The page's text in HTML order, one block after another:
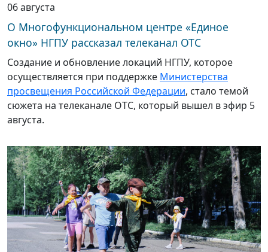
06 августа
О Многофункциональном центре «Единое
окно» НГПУ рассказал телеканал ОТС
Создание и обновление локаций НГПУ, которое
осуществляется при поддержке Министерства
просвещения Российской Федерации, стало темой
сюжета на телеканале ОТС, который вышел в эфир 5
августа.